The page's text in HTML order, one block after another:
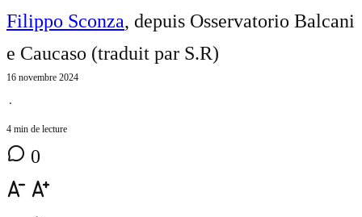
Filippo Sconza, depuis Osservatorio Balcani
e Caucaso (traduit par S.R)
16 novembre 2024
⋅
4 min de lecture
0